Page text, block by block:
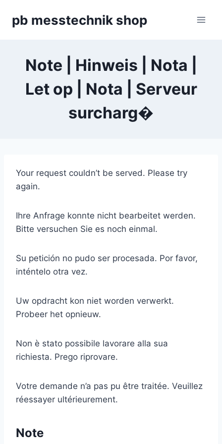
Inhaltpb messtechnik shop
Note | Hinweis | Nota |
Let op | Nota | Serveur
surcharg�
Your request couldn’t be served. Please try
again.
Ihre Anfrage konnte nicht bearbeitet werden.
Bitte versuchen Sie es noch einmal.
Su petición no pudo ser procesada. Por favor,
inténtelo otra vez.
Uw opdracht kon niet worden verwerkt.
Probeer het opnieuw.
Non è stato possibile lavorare alla sua
richiesta. Prego riprovare.
Votre demande n’a pas pu être traitée. Veuillez
réessayer ultérieurement.
Note